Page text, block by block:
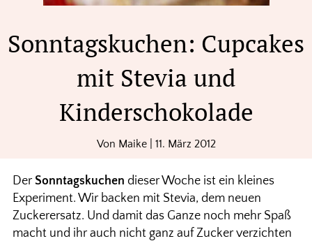
Sonntagskuchen: Cupcakes
mit Stevia und
Kinderschokolade
Von Maike| 11. März 2012
Der Sonntagskuchen dieser Woche ist ein kleines
Experiment. Wir backen mit Stevia, dem neuen
Zuckerersatz. Und damit das Ganze noch mehr Spaß
macht und ihr auch nicht ganz auf Zucker verzichten